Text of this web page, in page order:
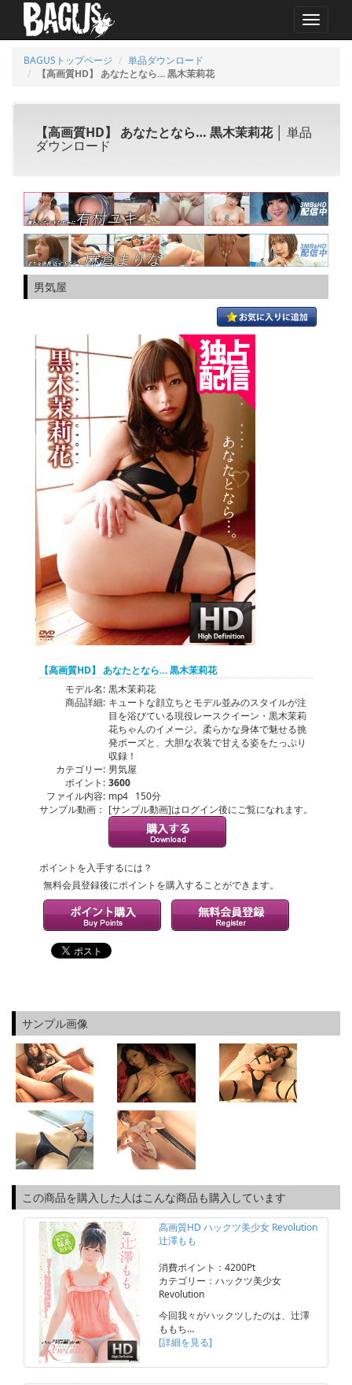
MENU
BAGUSトップページ
単品ダウンロード
【高画質HD】 あなたとなら… 黒木茉莉花
【高画質HD】 あなたとなら… 黒木茉莉花│ 単品
ダウンロード
男気屋
【高画質HD】 あなたとなら… 黒木茉莉花
モデル名: 黒木茉莉花
商品詳細: キュートな顔立ちとモデル並みのスタイルが注
目を浴びている現役レースクイーン・黒木茉莉
花ちゃんのイメージ。柔らかな身体で魅せる挑
発ポーズと、大胆な衣装で甘える姿をたっぷり
収録！
カテゴリー: 男気屋
ポイント: 3600
ファイル内容: mp4 150分
サンプル動画： [サンプル動画]はログイン後にご覧になれます。
ポイントを入手するには？
無料会員登録後にポイントを購入することができます。
サンプル画像
この商品を購入した人はこんな商品も購入しています
高画質HD ハックツ美少女 Revolution
辻澤もも
消費ポイント：4200Pt
カテゴリー：ハックツ美少女
Revolution
今回我々がハックツしたのは、辻澤
ももち…
[詳細を見る]